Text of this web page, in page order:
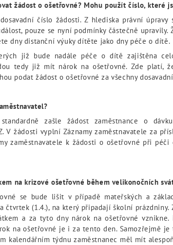
žádost o ošetřovné? Mohu použít číslo, které
číslo žádosti. Z hlediska právní
pouze se nyní podmínky částečně upravily.
dny distanční výuky dítěte jako dny péče o dítě.
již bude nadále péče o dítě zajištěna
tedy již mít nárok na ošetřovné. Zde platí,
podat žádost o ošetřovné za všechny
standardně zašle žádost zaměstnance o
V žádosti vyplní Záznamy zaměstnavatele za
zaměstnavatele k žádosti o ošetřovné při
na krizové ošetřovné během velikonočních
se bude lišit v případě mateřských a
čtvrtek (1.4.), na který připadají školní
a za tyto dny nárok na ošetřovné vznikne.
na ošetřovné je i za tento den. Samozřejmě
kalendářním týdnu zaměstnanec měl mít